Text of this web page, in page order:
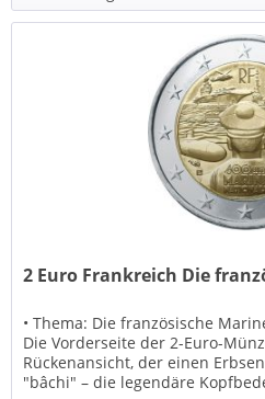
2 Euro Frankreich Die
• Thema: Die französische
Die Vorderseite der 2-Euro-
Rückenansicht, der einen
"bâchi" – die legendäre